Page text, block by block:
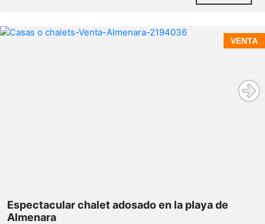
VENTA
Espectacular chalet adosado en la playa de
Almenara